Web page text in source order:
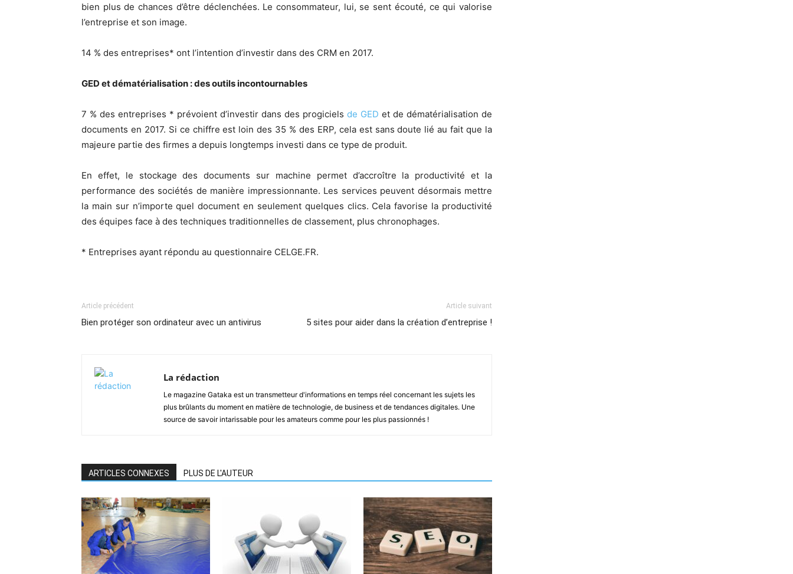
bien plus de chances d’être déclenchées. Le consommateur, lui, se sent écouté, ce qui valorise
l’entreprise et son image.
14 % des entreprises* ont l’intention d’investir dans des CRM en 2017.
GED et dématérialisation : des outils incontournables
7 % des entreprises * prévoient d’investir dans des progiciels de GED et de dématérialisation de
documents en 2017. Si ce chiffre est loin des 35 % des ERP, cela est sans doute lié au fait que la
majeure partie des firmes a depuis longtemps investi dans ce type de produit.
En effet, le stockage des documents sur machine permet d’accroître la productivité et la
performance des sociétés de manière impressionnante. Les services peuvent désormais mettre
la main sur n’importe quel document en seulement quelques clics. Cela favorise la productivité
des équipes face à des techniques traditionnelles de classement, plus chronophages.
* Entreprises ayant répondu au questionnaire CELGE.FR.
Article précédent
Bien protéger son ordinateur avec un antivirus
Article suivant
5 sites pour aider dans la création d’entreprise !
La rédaction
Le magazine Gataka est un transmetteur d'informations en temps réel concernant les sujets les
plus brûlants du moment en matière de technologie, de business et de tendances digitales. Une
source de savoir intarissable pour les amateurs comme pour les plus passionnés !
ARTICLES CONNEXES PLUS DE L'AUTEUR